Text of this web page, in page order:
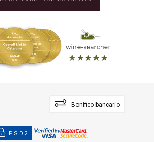
Bonifico bancario
PSD2